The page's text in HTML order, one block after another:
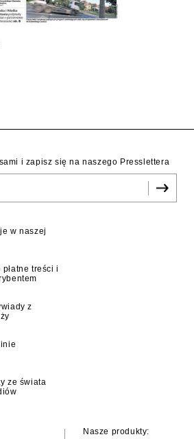
i zapisz się na naszego Presslettera
w naszej
treści i
z
ze świata
Nasze produkty: